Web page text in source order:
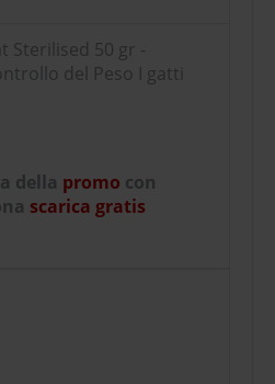
Sterilised 50 gr -
del Peso I gatti
della promo con
scarica gratis